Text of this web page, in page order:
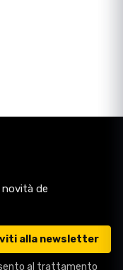
de
alla newsletter
al trattamento